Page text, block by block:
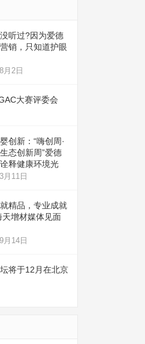
听过?因为爱德
销，只知道护眼
月2日
大赛评委会
创新：“嗨创周·
态创新周”爱德
释健康环境光
月11日
精品，专业成就
天增材媒体见面
月14日
将于12月在北京